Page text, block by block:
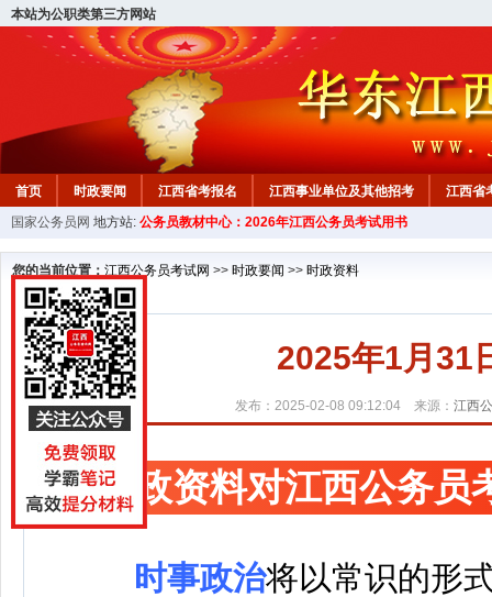
本站为公职类第三方网站
首页 时政要闻 江西省考报名 江西事业单位及其他招考 江西省
教材中心
国家公务员网 地方站: 公务员教材中心：2026年江西公务员考试用书
您的当前位置： 江西公务员考试网 >> 时政要闻 >> 时政资料
2025年1月31
发布：2025-02-08 09:12:04 来源： 江西
时政资料对江西公务员
时事政治将以常识的形